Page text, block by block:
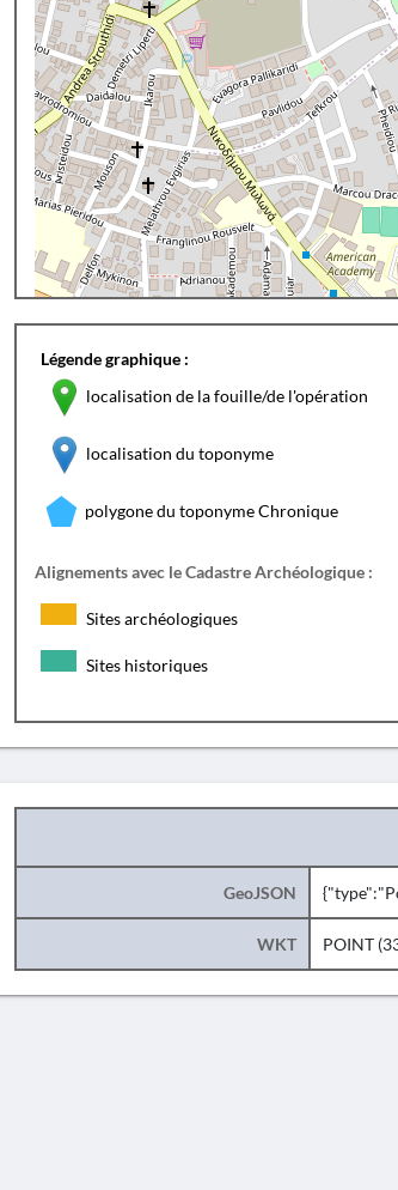
Légende graphique :
localisation de la fouille/de l'opération
localisation du toponyme
polygone du toponyme Chronique
Alignements avec le Cadastre Archéologique :
Sites archéologiques
Sites historiques
GeoJSON
WKT POINT